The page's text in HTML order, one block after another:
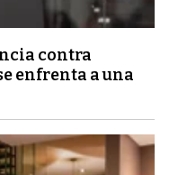
contra
enfrenta a una